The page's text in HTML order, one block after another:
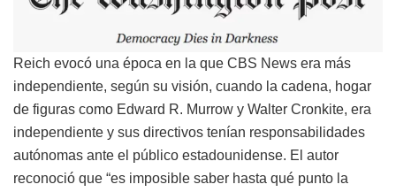
Reich evocó una época en la que CBS News era más
independiente, según su visión, cuando la cadena, hogar
de figuras como Edward R. Murrow y Walter Cronkite, era
independiente y sus directivos tenían responsabilidades
autónomas ante el público estadounidense. El autor
reconoció que “es imposible saber hasta qué punto la